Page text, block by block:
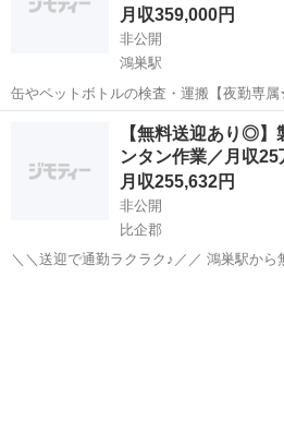
月収359,000円
非公開
鴻巣駅
缶やペットボトルの検査・運搬【夜勤専属★】 未経験OK♪時
円/シフト制/寮費無料！ ＊〜〜〜＊〜〜〜＊〜〜〜＊ ＼＼夜勤専属☆
／／ ＜20:30〜翌5:00＞ 日中の時間帯は
鴻巣駅 工場
【無料送迎あり◎】
ンタン作業／月収
月収255,632円
非公開
比企郡
＼＼送迎で通勤ラクラク♪／／ 鴻巣駅から無料送迎バスあり(*^^*) 自転